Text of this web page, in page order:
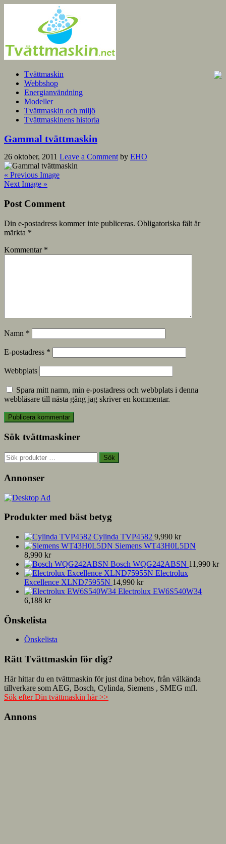
Tvättmaskin
Webbshop
Energianvändning
Modeller
Tvättmaskin och miljö
Tvättmaskinens historia
Gammal tvättmaskin
26 oktober, 2011 Leave a Comment by EHO
« Previous Image
Next Image »
Post Comment
Din e-postadress kommer inte publiceras. Obligatoriska fält är
märkta *
Kommentar *
Namn *
E-postadress *
Webbplats
Spara mitt namn, min e-postadress och webbplats i denna
webbläsare till nästa gång jag skriver en kommentar.
Sök tvättmaskiner
Sök
efter:
Sök
Annonser
Produkter med bäst betyg
Cylinda TVP4582 9,990 kr
Siemens WT43H0L5DN
8,990 kr
Bosch WQG242ABSN 11,990 kr
Electrolux
Excellence XLND75955N 14,990 kr
Electrolux EW6S540W34
6,188 kr
Önskelista
Önskelista
Rätt Tvättmaskin för dig?
Här hittar du en tvättmaskin för just dina behov, från välkända
tillverkare som AEG, Bosch, Cylinda, Siemens , SMEG mfl.
Sök efter Din tvättmaskin här >>
Annons